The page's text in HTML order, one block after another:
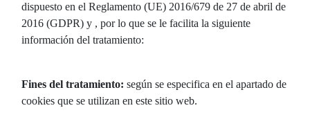
dispuesto en el Reglamento (UE) 2016/679 de 27 de abril de
2016 (GDPR) y , por lo que se le facilita la siguiente
información del tratamiento:
Fines del tratamiento: según se especifica en el apartado de
cookies que se utilizan en este sitio web.